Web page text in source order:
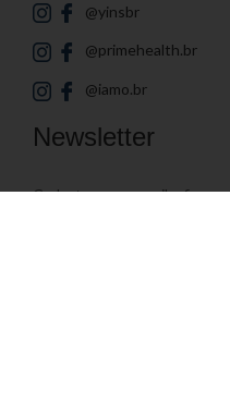
@yinsbr
@primehealth.br
@iamo.br
Newsletter
Cadastre seu e-mail e fique